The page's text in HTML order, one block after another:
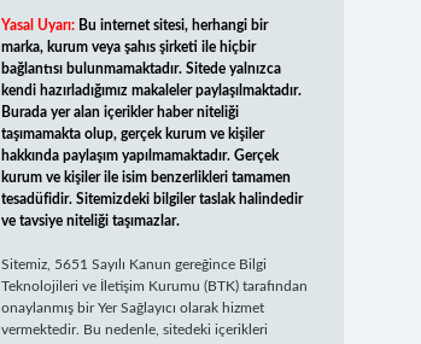
Yasal Uyarı: Bu internet sitesi, herhangi bir
marka, kurum veya şahıs şirketi ile hiçbir
bağlantısı bulunmamaktadır. Sitede yalnızca
kendi hazırladığımız makaleler paylaşılmaktadır.
Burada yer alan içerikler haber niteliği
taşımamakta olup, gerçek kurum ve kişiler
hakkında paylaşım yapılmamaktadır. Gerçek
kurum ve kişiler ile isim benzerlikleri tamamen
tesadüfidir. Sitemizdeki bilgiler taslak halindedir
ve tavsiye niteliği taşımazlar.
Sitemiz, 5651 Sayılı Kanun gereğince Bilgi
Teknolojileri ve İletişim Kurumu (BTK) tarafından
onaylanmış bir Yer Sağlayıcı olarak hizmet
vermektedir. Bu nedenle, sitedeki içerikleri